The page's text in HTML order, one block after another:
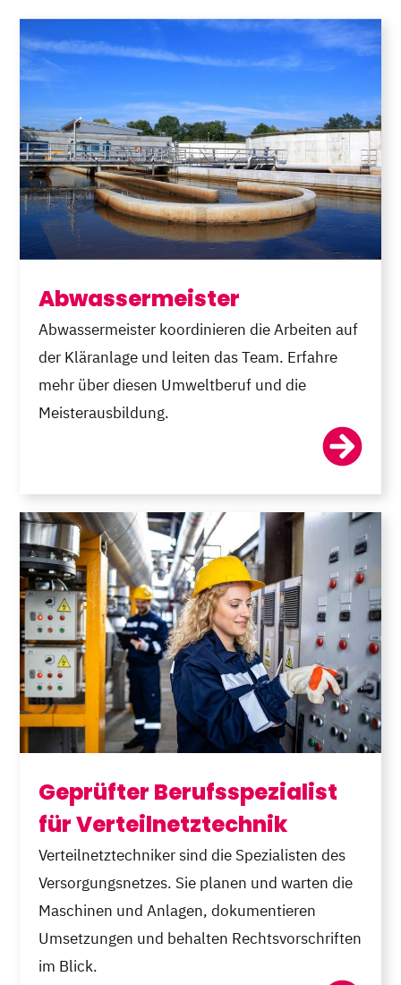
Abwassermeister
Abwassermeister koordinieren die Arbeiten auf
der Kläranlage und leiten das Team. Erfahre
mehr über diesen Umweltberuf und die
Meisterausbildung.
Geprüfter Berufsspezialist
für Verteilnetztechnik
Verteilnetztechniker sind die Spezialisten des
Versorgungsnetzes. Sie planen und warten die
Maschinen und Anlagen, dokumentieren
Umsetzungen und behalten Rechtsvorschriften
im Blick.